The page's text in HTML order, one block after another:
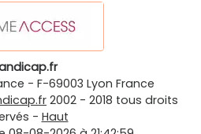
- F-69003 Lyon France
2002 - 2018 tous droits
- Haut